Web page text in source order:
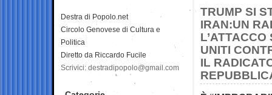
TRUMP SI
IRAN:UN
UNITI
IL
Destra di Popolo.net
Circolo Genovese di Cultura e
Politica
Diretto da Riccardo Fucile
Scrivici: destradipopolo@gmail.com